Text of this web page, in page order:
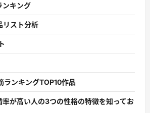
キング
スト分析
ランキングTOP10作品
が高い人の3つの性格の特徴を知ってお